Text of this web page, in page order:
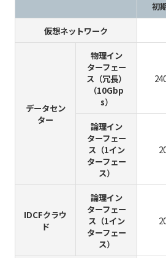
初
仮想ネットワーク
データセン
ター
物理イン
ターフェー
ス（冗長）
（10Gbp
s）
論理イン
ターフェー
ス（1イン
ターフェー
ス）
IDCFクラウ
ド
論理イン
ターフェー
ス（1イン
ターフェー
ス）